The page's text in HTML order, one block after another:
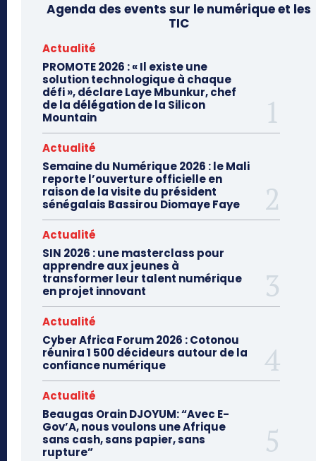
Agenda des events sur le numérique et les
TIC
Actualité
PROMOTE 2026 : « Il existe une
solution technologique à chaque
défi », déclare Laye Mbunkur, chef
de la délégation de la Silicon
Mountain
Actualité
Semaine du Numérique 2026 : le Mali
reporte l’ouverture officielle en
raison de la visite du président
sénégalais Bassirou Diomaye Faye
Actualité
SIN 2026 : une masterclass pour
apprendre aux jeunes à
transformer leur talent numérique
en projet innovant
Actualité
Cyber Africa Forum 2026 : Cotonou
réunira 1 500 décideurs autour de la
confiance numérique
Actualité
Beaugas Orain DJOYUM: “Avec E-
Gov’A, nous voulons une Afrique
sans cash, sans papier, sans
rupture”